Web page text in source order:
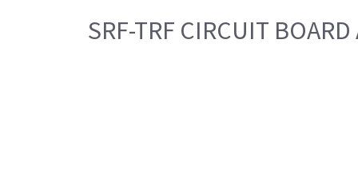
SRF-TRF CIRCUIT BOARD